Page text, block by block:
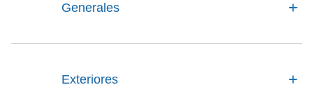
Generales
Exteriores